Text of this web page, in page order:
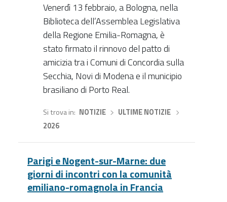
Venerdì 13 febbraio, a Bologna, nella
Biblioteca dell’Assemblea Legislativa
della Regione Emilia-Romagna, è
stato firmato il rinnovo del patto di
amicizia tra i Comuni di Concordia sulla
Secchia, Novi di Modena e il municipio
brasiliano di Porto Real.
Si trova in NOTIZIE› ULTIME NOTIZIE
2026
Parigi e Nogent-sur-Marne: due
giorni di incontri con la comunità
emiliano-romagnola in Francia